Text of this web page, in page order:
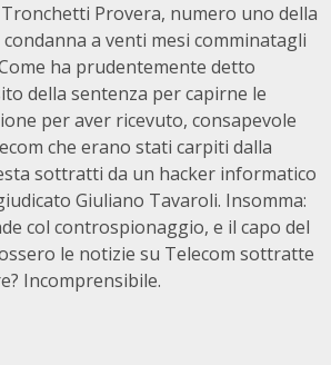
Provera, numero uno della
a venti mesi comminatagli
ha prudentemente detto
della sentenza per capirne le
per aver ricevuto, consapevole
che erano stati carpiti dalla
sottratti da un hacker informatico
Giuliano Tavaroli. Insomma:
col controspionaggio, e il capo del
le notizie su Telecom sottratte
Incomprensibile.